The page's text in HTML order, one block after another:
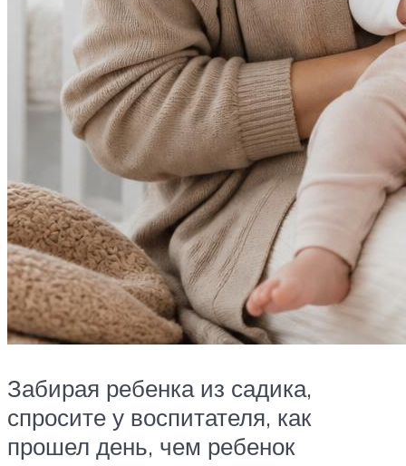
Забирая ребенка из садика,
спросите у воспитателя, как
прошел день, чем ребенок